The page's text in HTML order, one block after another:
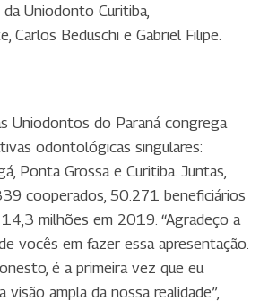
Uniodonto Curitiba,
Carlos Beduschi e Gabriel Filipe.
Uniodontos do Paraná congrega
odontológicas singulares:
Ponta Grossa e Curitiba. Juntas,
cooperados, 50.271 beneficiários
milhões em 2019. “Agradeço a
vocês em fazer essa apresentação.
é a primeira vez que eu
ampla da nossa realidade”,